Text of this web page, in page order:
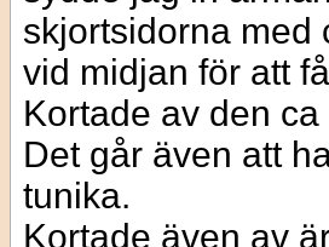
skjortsidorna med
vid midjan för att
Kortade av den
Det går även att
tunika.
Kortade även av